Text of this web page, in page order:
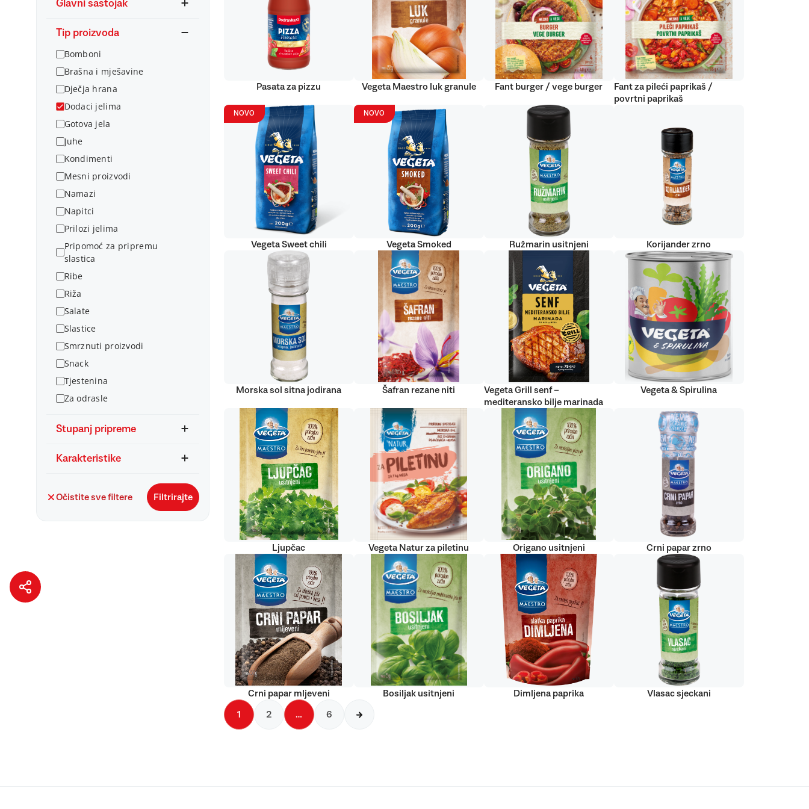
Glavni sastojak
Tip proizvoda
Bomboni
Brašna i mješavine
Dječja hrana
Dodaci jelima
Gotova jela
Juhe
Kondimenti
Mesni proizvodi
Namazi
Napitci
Prilozi jelima
Pripomoć za pripremu
slastica
Ribe
Riža
Salate
Slastice
Smrznuti proizvodi
Snack
Tjestenina
Za odrasle
Stupanj pripreme
Karakteristike
Očistite sve filtere Filtrirajte
Pasata za pizzu Vegeta Maestro luk granule Fant burger / vege burger
Fant za pileći paprikaš /
povrtni paprikaš
NOVO
Vegeta Sweet chili
NOVO
Vegeta Smoked Ružmarin usitnjeni Korijander zrno
Morska sol sitna jodirana Šafran rezane niti
Vegeta Grill senf –
mediteransko bilje marinada
Vegeta & Spirulina
Ljupčac Vegeta Natur za piletinu Origano usitnjeni Crni papar zrno
Crni papar mljeveni Bosiljak usitnjeni Dimljena paprika Vlasac sjeckani
1 2 … 6